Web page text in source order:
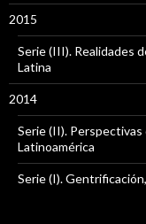
2015
Serie (III). Realidades
Latina
2014
Serie (II).
Latinoamérica
Serie (I).